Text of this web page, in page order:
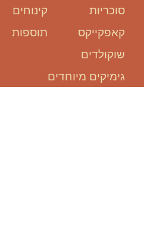
סוכריות
קאפקייקס
שוקולדים
גימיקים מיוחדים
קינוחים
תוספות